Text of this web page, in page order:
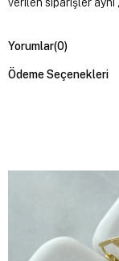
Yorumlar(0)
Ödeme Seçenekleri